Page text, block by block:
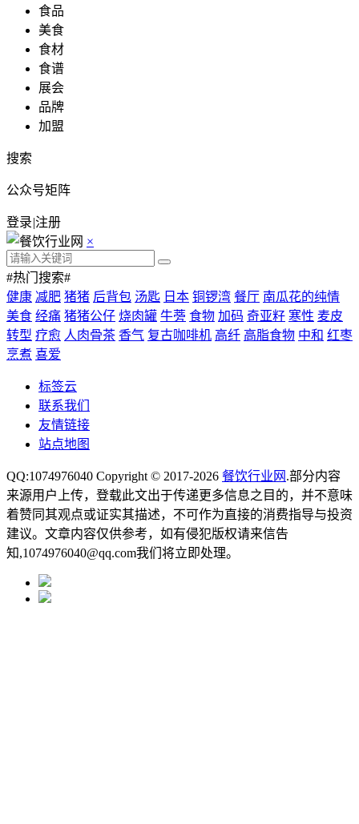
食品
美食
食材
食谱
展会
品牌
加盟
搜索
公众号矩阵
登录|注册
×
#热门搜索#
健康 减肥 猪猪 后背包 汤匙 日本 铜锣湾 餐厅 南瓜花的纯情
美食 经痛 猪猪公仔 烧肉罐 牛蒡 食物 加码 奇亚籽 寒性 麦皮
转型 疗愈 人肉骨茶 香气 复古咖啡机 高纤 高脂食物 中和 红枣
烹煮 喜爱
标签云
联系我们
友情链接
站点地图
QQ:1074976040 Copyright © 2017-2026 餐饮行业网 .部分内容
来源用户上传，登载此文出于传递更多信息之目的，并不意味
着赞同其观点或证实其描述，不可作为直接的消费指导与投资
建议。文章内容仅供参考，如有侵犯版权请来信告
知,1074976040@qq.com我们将立即处理。